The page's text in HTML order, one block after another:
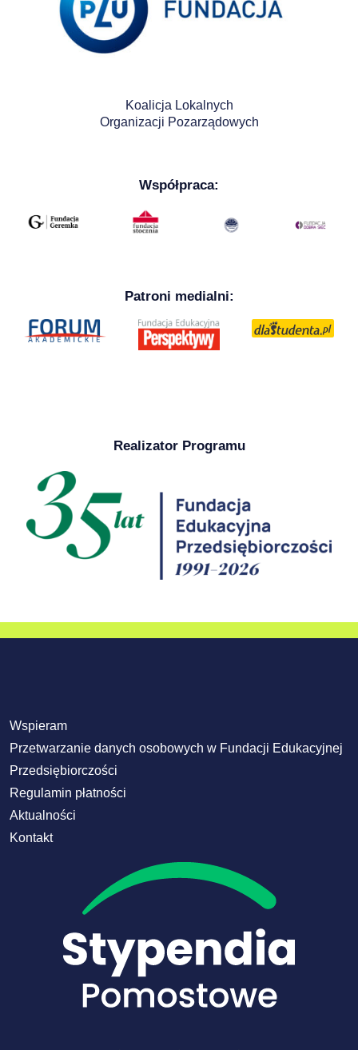
Koalicja Lokalnych
Organizacji Pozarządowych
Współpraca:
Patroni medialni:
Realizator Programu
Wspieram
Przetwarzanie danych osobowych w Fundacji Edukacyjnej
Przedsiębiorczości
Regulamin płatności
Aktualności
Kontakt